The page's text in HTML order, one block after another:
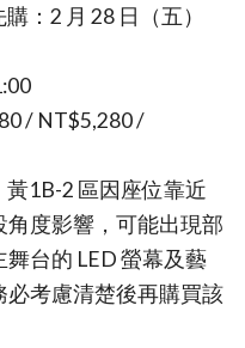
：2 月 28 日（五）
/ NT$5,280 /
1B-2 區因座位靠近
度影響，可能出現部
台的 LED 螢幕及藝
必考慮清楚後再購買該